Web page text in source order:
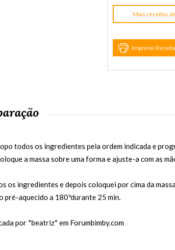
Mais receitas
Imprimir Receita
todos os ingredientes pela ordem indicada e
a massa sobre uma forma e ajuste-a com as
os ingredientes e depois coloquei por cima da
pré-aquecido a 180ºdurante 25 min.
por *beatriz* em Forumbimby.com